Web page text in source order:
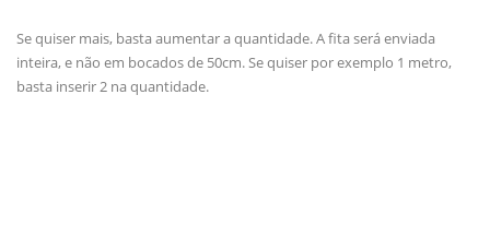
Se quiser mais, basta aumentar a quantidade. A fita será enviada
inteira, e não em bocados de 50cm. Se quiser por exemplo 1 metro,
basta inserir 2 na quantidade.